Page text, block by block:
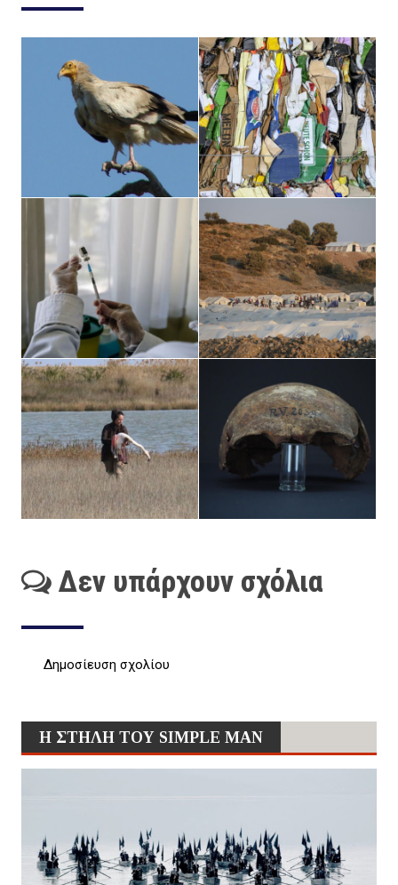
Δεν υπάρχουν σχόλια
Δημοσίευση σχολίου
Η ΣΤΗΛΗ ΤΟΥ SIMPLE MAN